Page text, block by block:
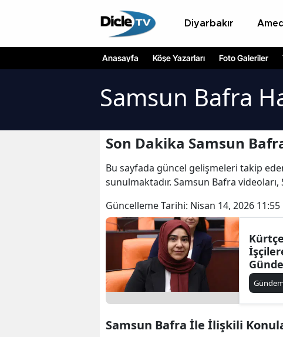
Diyarbakır
Anasayfa Köşe Yazarları Foto Galeriler
Samsun Bafra
Son Dakika Samsun
Bu sayfada güncel gelişmeleri takip
sunulmaktadır. Samsun Bafra
Güncelleme Tarihi: Nisan 14, 2026 11:55
Samsun Bafra İle İlişkili